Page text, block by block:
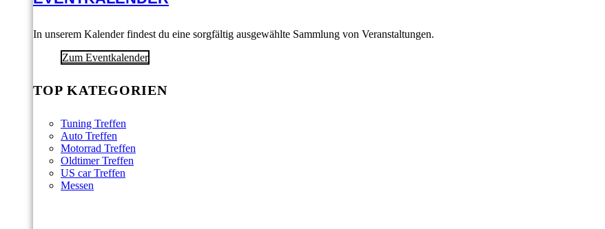
In unserem Kalender findest du eine sorgfältig ausgewählte Sammlung von Veranstaltungen.
Zum Eventkalender
TOP KATEGORIEN
Tuning Treffen
Auto Treffen
Motorrad Treffen
Oldtimer Treffen
US car Treffen
Messen